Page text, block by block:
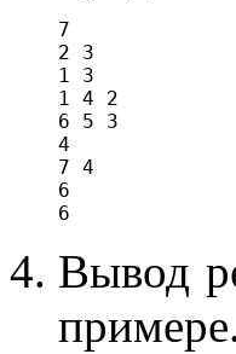
7
2 3
1 3
1 4 2
6 5 3
4
7 4
6
Вывод